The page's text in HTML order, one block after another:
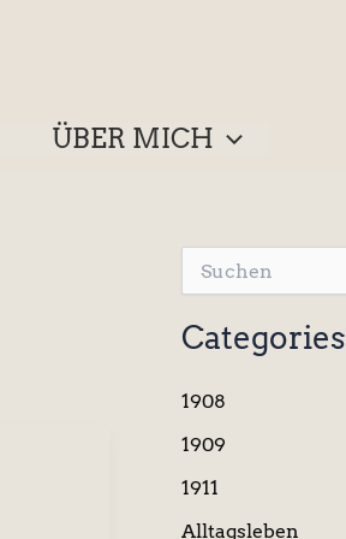
ÜBER MICH
u
c
h
n
a
h
Categories
1908
1909
1911
Alltagsleben